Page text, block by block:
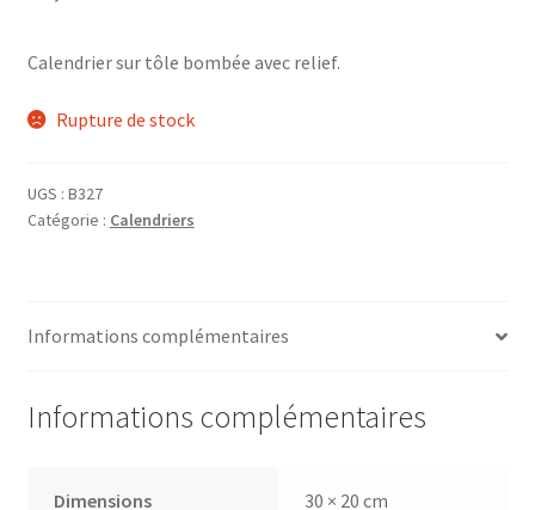
Calendrier sur tôle bombée avec relief.
Rupture de stock
UGS : B327
Catégorie : Calendriers
Informations complémentaires
Informations complémentaires
Dimensions 30 × 20 cm